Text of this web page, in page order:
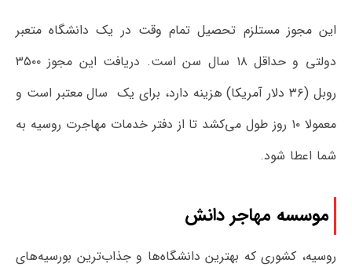
این مجوز مستلزم تحصیل تمام وقت در یک دانشگاه متعبر
دولتی و حداقل ۱۸ سال سن است. دریافت این مجوز ۳۵۰۰
روبل (۳۶ دلار آمریکا) هزینه دارد، برای یک سال معتبر است و
معمولا ۱۰ روز طول می‌کشد تا از دفتر خدمات مهاجرت روسیه به
شما اعطا شود.
موسسه مهاجر دانش
روسیه، کشوری که بهترین دانشگاه‌ها و جذاب‌ترین بورسیه‌های